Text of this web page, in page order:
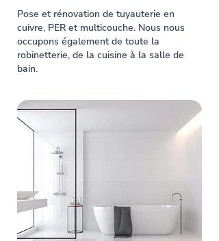
Pose et rénovation de tuyauterie en
cuivre, PER et multicouche. Nous nous
occupons également de toute la
robinetterie, de la cuisine à la salle de
bain.